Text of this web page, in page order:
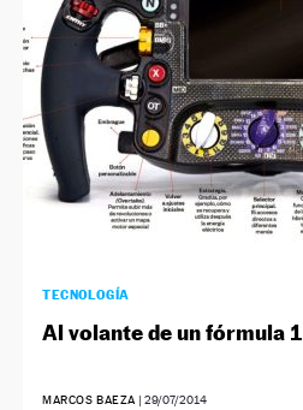
TECNOLOGÍA
Al volante de un fórmula 1
MARCOS BAEZA |29/07/2014